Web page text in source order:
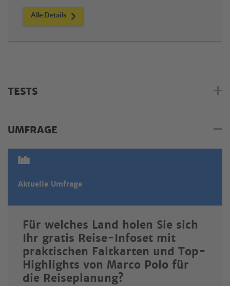
Alle Details
TESTS
UMFRAGE
Aktuelle Umfrage
Für welches Land holen Sie sich
Ihr gratis Reise-Infoset mit
praktischen Faltkarten und Top-
Highlights von Marco Polo für
die Reiseplanung?